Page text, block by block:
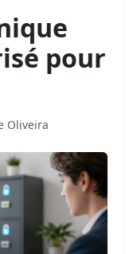
pour
Oliveira